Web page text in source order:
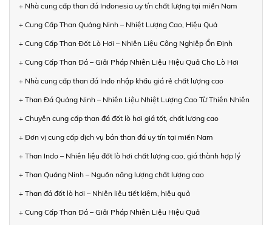
+ Nhà cung cấp than đá Indonesia uy tín chất lượng tại miền Nam
+ Cung Cấp Than Quảng Ninh – Nhiệt Lượng Cao, Hiệu Quả
+ Cung Cấp Than Đốt Lò Hơi – Nhiên Liệu Công Nghiệp Ổn Định
+ Cung Cấp Than Đá – Giải Pháp Nhiên Liệu Hiệu Quả Cho Lò Hơi
+ Nhà cung cấp than đá Indo nhập khẩu giá rẻ chất lượng cao
+ Than Đá Quảng Ninh – Nhiên Liệu Nhiệt Lượng Cao Từ Thiên Nhiên
+ Chuyên cung cấp than đá đốt lò hơi giá tốt, chất lượng cao
+ Đơn vị cung cấp dịch vụ bán than đá uy tín tại miền Nam
+ Than Indo – Nhiên liệu đốt lò hơi chất lượng cao, giá thành hợp lý
+ Than Quảng Ninh – Nguồn năng lượng chất lượng cao
+ Than đá đốt lò hơi – Nhiên liệu tiết kiệm, hiệu quả
+ Cung Cấp Than Đá – Giải Pháp Nhiên Liệu Hiệu Quả